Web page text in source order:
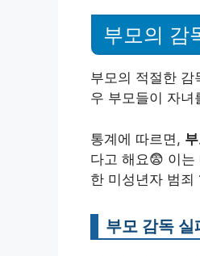
부모의 감
부모의 적절한 감
우 부모들이 자녀
통계에 따르면,
다고 해요😨 이
한 미성년자 범
부모 감독 실